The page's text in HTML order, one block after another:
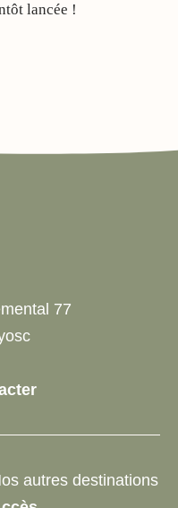
lancée !
77
autres destinations